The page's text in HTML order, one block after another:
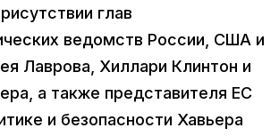
глав
ведомств России, США и
Лаврова, Хиллари Клинтон и
а также представителя ЕС
и безопасности Хавьера